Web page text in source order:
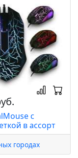
с
в ассорт
городах